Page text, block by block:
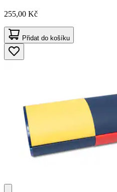
255,00 Kč
Přidat do košíku